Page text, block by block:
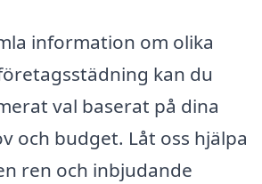
information om olika
kan du
val baserat på dina
och budget. Låt oss hjälpa
ren och inbjudande